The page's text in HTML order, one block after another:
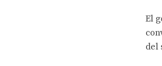
El
del